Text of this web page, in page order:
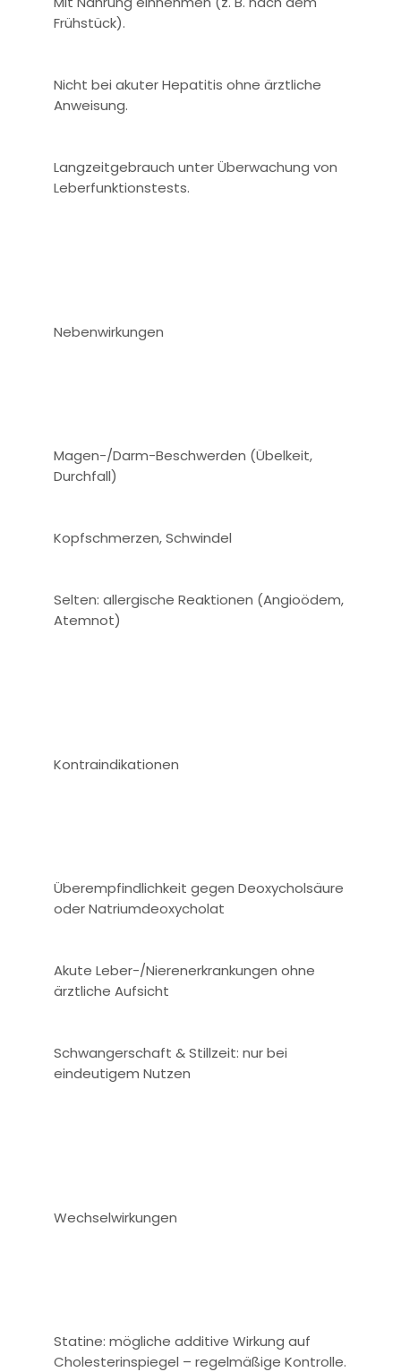
Frühstück).
Nicht bei akuter Hepatitis ohne ärztliche
Anweisung.
Langzeitgebrauch unter Überwachung von
Leberfunktionstests.
Nebenwirkungen
Magen-/Darm-Beschwerden (Übelkeit,
Durchfall)
Kopfschmerzen, Schwindel
Selten: allergische Reaktionen (Angioödem,
Atemnot)
Kontraindikationen
Überempfindlichkeit gegen Deoxycholsäure
oder Natriumdeoxycholat
Akute Leber-/Nierenerkrankungen ohne
ärztliche Aufsicht
Schwangerschaft & Stillzeit: nur bei
eindeutigem Nutzen
Wechselwirkungen
Statine: mögliche additive Wirkung auf
Cholesterinspiegel – regelmäßige Kontrolle.